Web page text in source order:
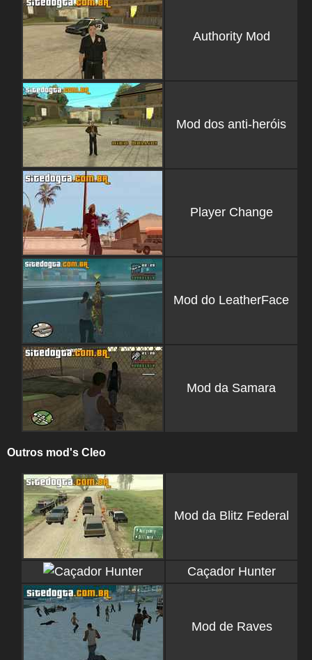
Authority Mod
Mod dos anti-heróis
Player Change
Mod do LeatherFace
Mod da Samara
Outros mod's Cleo
Mod da Blitz Federal
Caçador Hunter
Mod de Raves